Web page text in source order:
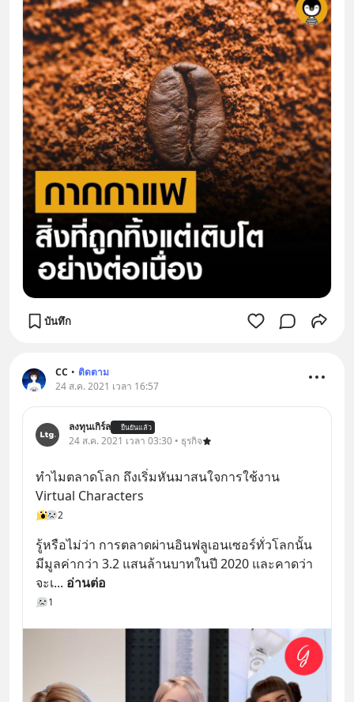
บันทึก
CC • ติดตาม
24 ส.ค. 2021 เวลา 16:57
ลงทุนเกิร์ล ยืนยันแล้ว
24 ส.ค. 2021 เวลา 03:30 • ธุรกิจ
ทำไมตลาดโลก ถึงเริ่มหันมาสนใจการใช้งาน
Virtual Characters
2
รู้หรือไม่ว่า การตลาดผ่านอินฟลูเอนเซอร์ทั่วโลกนั้น
มีมูลค่ากว่า 3.2 แสนล้านบาทในปี 2020 และคาดว่า
จะเ... อ่านต่อ
1